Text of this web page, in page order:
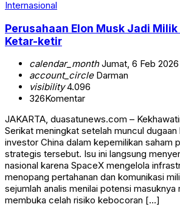
Internasional
Perusahaan Elon Musk Jadi
Ketar-ketir
calendar_monthJumat, 6 Feb 2026
account_circleDarman
visibility4.096
326Komentar
JAKARTA, duasatunews.com –
Serikat meningkat setelah muncul
investor China dalam kepemilikan saham
strategis tersebut. Isu ini langsung
nasional karena SpaceX mengelola
menopang pertahanan dan komunikasi
sejumlah analis menilai potensi masuknya
membuka celah risiko kebocoran […]